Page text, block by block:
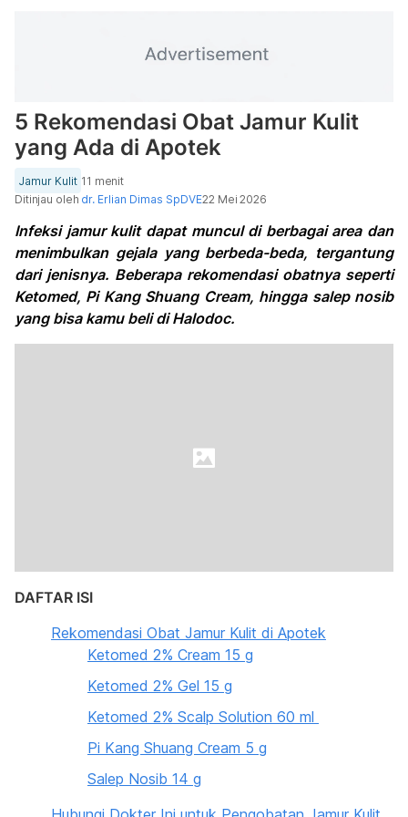
5 Rekomendasi Obat Jamur Kulit
yang Ada di Apotek
Jamur Kulit 11 menit
Ditinjau oleh dr. Erlian Dimas SpDVE22 Mei 2026
Infeksi jamur kulit dapat muncul di berbagai area dan
menimbulkan gejala yang berbeda-beda, tergantung
dari jenisnya. Beberapa rekomendasi obatnya seperti
Ketomed, Pi Kang Shuang Cream, hingga salep nosib
yang bisa kamu beli di Halodoc.
DAFTAR ISI
Rekomendasi Obat Jamur Kulit di Apotek
Ketomed 2% Cream 15 g
Ketomed 2% Gel 15 g
Ketomed 2% Scalp Solution 60 ml
Pi Kang Shuang Cream 5 g
Salep Nosib 14 g